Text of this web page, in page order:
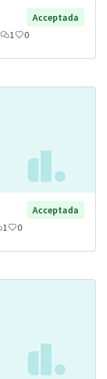
Acceptada
1 0
Acceptada
1 0